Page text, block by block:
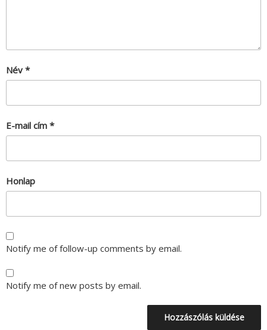
Név *
E-mail cím *
Honlap
Notify me of follow-up comments by email.
Notify me of new posts by email.